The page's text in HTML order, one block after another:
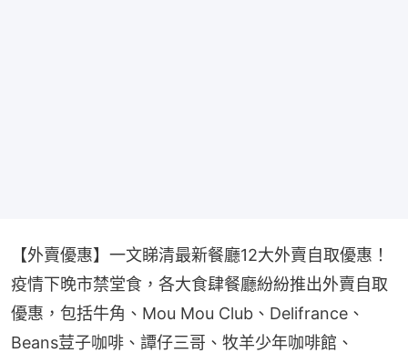
【外賣優惠】一文睇清最新餐廳12大外賣自取優惠！
疫情下晚市禁堂食，各大食肆餐廳紛紛推出外賣自取
優惠，包括牛角、Mou Mou Club、Delifrance、
Beans荳子咖啡、譚仔三哥、牧羊少年咖啡館、